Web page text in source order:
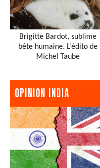
Brigitte Bardot, sublime
bête humaine. L’édito de
Michel Taube
OPINION INDIA